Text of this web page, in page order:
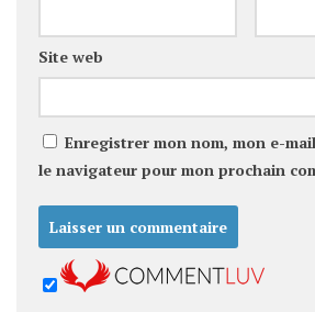
Site web
Enregistrer mon nom, mon e-
le navigateur pour mon prochain